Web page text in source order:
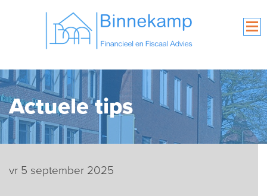
Actuele tips
vr 5 september 2025